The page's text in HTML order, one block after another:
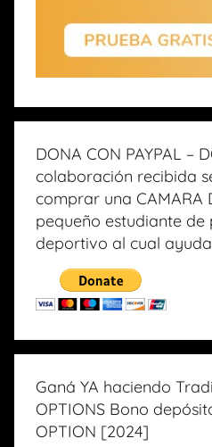
DONA CON PAYPAL –
colaboración recibida
comprar una CAMARA
pequeño estudiante de
deportivo al cual
Ganá YA haciendo
OPTIONS Bono
OPTION [2024]